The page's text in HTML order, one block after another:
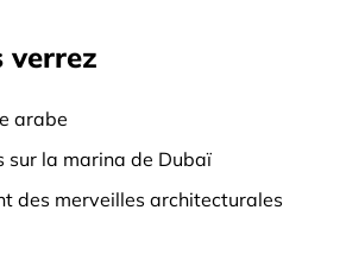
verrez
arabe
sur la marina de Dubaï
des merveilles architecturales